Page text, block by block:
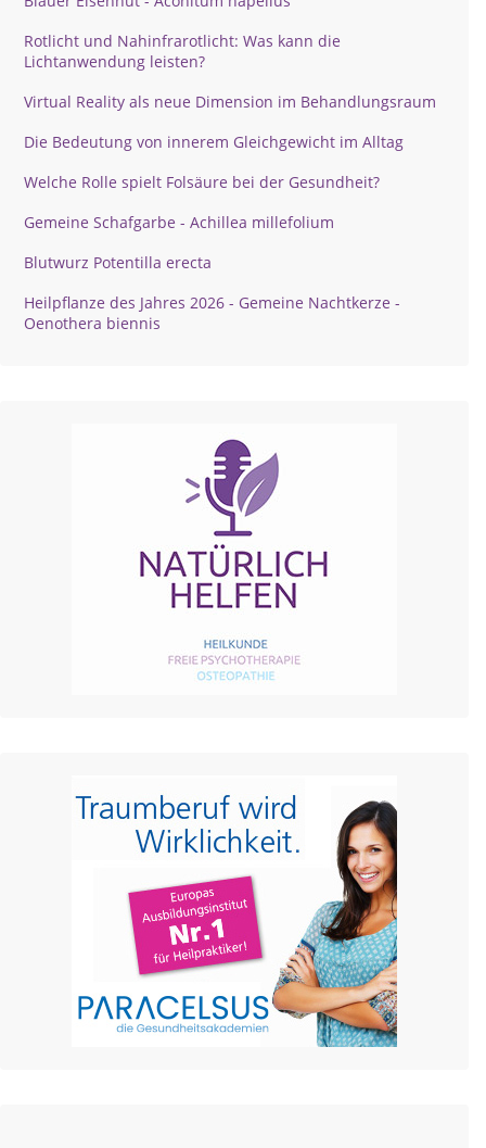
Rotlicht und Nahinfrarotlicht: Was kann die
Lichtanwendung leisten?
Virtual Reality als neue Dimension im Behandlungsraum
Die Bedeutung von innerem Gleichgewicht im Alltag
Welche Rolle spielt Folsäure bei der Gesundheit?
Gemeine Schafgarbe - Achillea millefolium
Blutwurz Potentilla erecta
Heilpflanze des Jahres 2026 - Gemeine Nachtkerze -
Oenothera biennis